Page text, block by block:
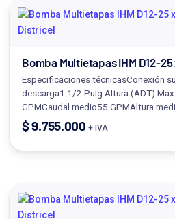
Bomba Multietapas IHM D12-25
Especificaciones técnicasConexión
descarga1.1/2 Pulg.Altura (ADT)
GPMCaudal medio55 GPMAltura
$9.755.000 + IVA